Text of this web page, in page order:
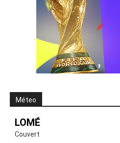
Méteo
LOMÉ
Couvert